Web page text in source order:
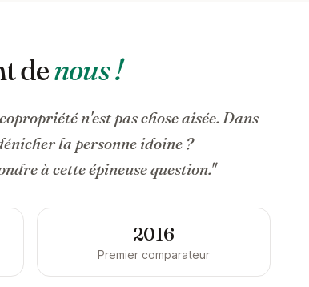
denous !
n'est pas chose aisée. Dans
la personne idoine ?
à cette épineuse question."
2016
Premier comparateur